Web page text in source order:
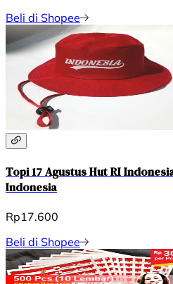
Beli di Shopee
Topi 17 Agustus Hut RI
Indonesia
Rp17.600
Beli di Shopee